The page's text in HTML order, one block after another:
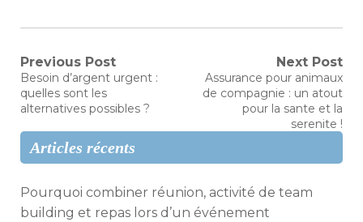
Navigation
de
l’article
Previous Post
Previous
post:
Besoin d’argent urgent :
quelles sont les
alternatives possibles ?
Next Post
Next
post:
Assurance pour animaux
de compagnie : un atout
pour la sante et la
serenite !
Articles récents
Pourquoi combiner réunion, activité de team
building et repas lors d’un événement